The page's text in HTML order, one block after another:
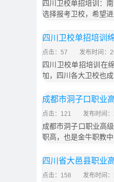
四川卫校单招培训：
选择报考卫校，希望
四川卫校单招培训
点击：57 发布时间：
四川卫校单招培训在
加，四川各大卫校也
成都市洞子口职业
点击：121 发布时间
成都市洞子口职业高
职高，也是金牛职教
四川省大邑县职业
点击：158 发布时间